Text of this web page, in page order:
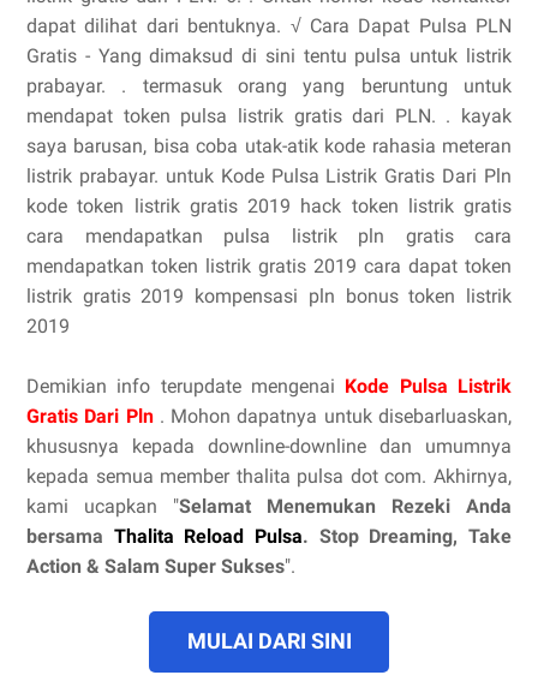
dapat dilihat dari bentuknya. √ Cara Dapat Pulsa PLN
Gratis - Yang dimaksud di sini tentu pulsa untuk listrik
prabayar. . termasuk orang yang beruntung untuk
mendapat token pulsa listrik gratis dari PLN. . kayak
saya barusan, bisa coba utak-atik kode rahasia meteran
listrik prabayar. untuk Kode Pulsa Listrik Gratis Dari Pln
kode token listrik gratis 2019 hack token listrik gratis
cara mendapatkan pulsa listrik pln gratis cara
mendapatkan token listrik gratis 2019 cara dapat token
listrik gratis 2019 kompensasi pln bonus token listrik
2019
Demikian info terupdate mengenai Kode Pulsa Listrik
Gratis Dari Pln . Mohon dapatnya untuk disebarluaskan,
khususnya kepada downline-downline dan umumnya
kepada semua member thalita pulsa dot com. Akhirnya,
kami ucapkan "Selamat Menemukan Rezeki Anda
bersama Thalita Reload Pulsa. Stop Dreaming, Take
Action & Salam Super Sukses".
MULAI DARI SINI